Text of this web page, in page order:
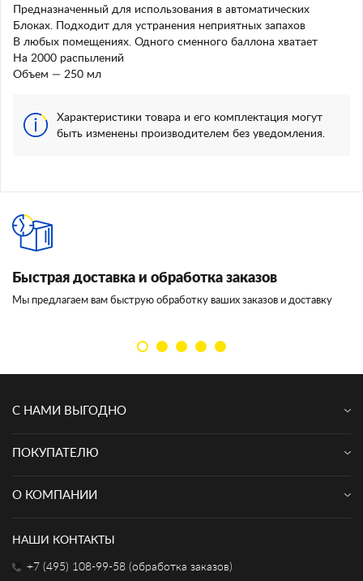
Предназначенный для использования в автоматических
Блоках. Подходит для устранения неприятных запахов
В любых помещениях. Одного сменного баллона хватает
На 2000 распылений
Объем — 250 мл
Характеристики товара и его комплектация могут
быть изменены производителем без уведомления.
Быстрая доставка и обработка заказов
Мы предлагаем вам быструю обработку ваших заказов и доставку
С НАМИ ВЫГОДНО
ПОКУПАТЕЛЮ
О КОМПАНИИ
НАШИ КОНТАКТЫ
+7 (495) 108-99-58 (обработка заказов)